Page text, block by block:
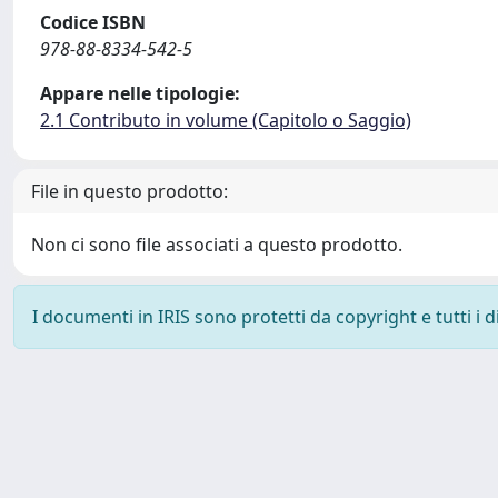
Codice ISBN
978-88-8334-542-5
Appare nelle tipologie:
2.1 Contributo in volume (Capitolo o Saggio)
File in questo prodotto:
Non ci sono file associati a questo prodotto.
I documenti in IRIS sono protetti da copyright e tutti i